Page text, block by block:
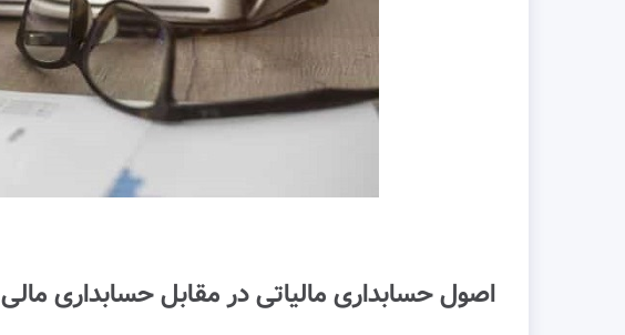
اصول حسابداری مالیاتی در مقابل حسابداری مالی